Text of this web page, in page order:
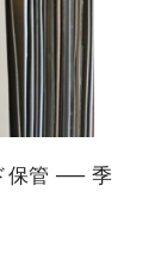
保管 ── 季